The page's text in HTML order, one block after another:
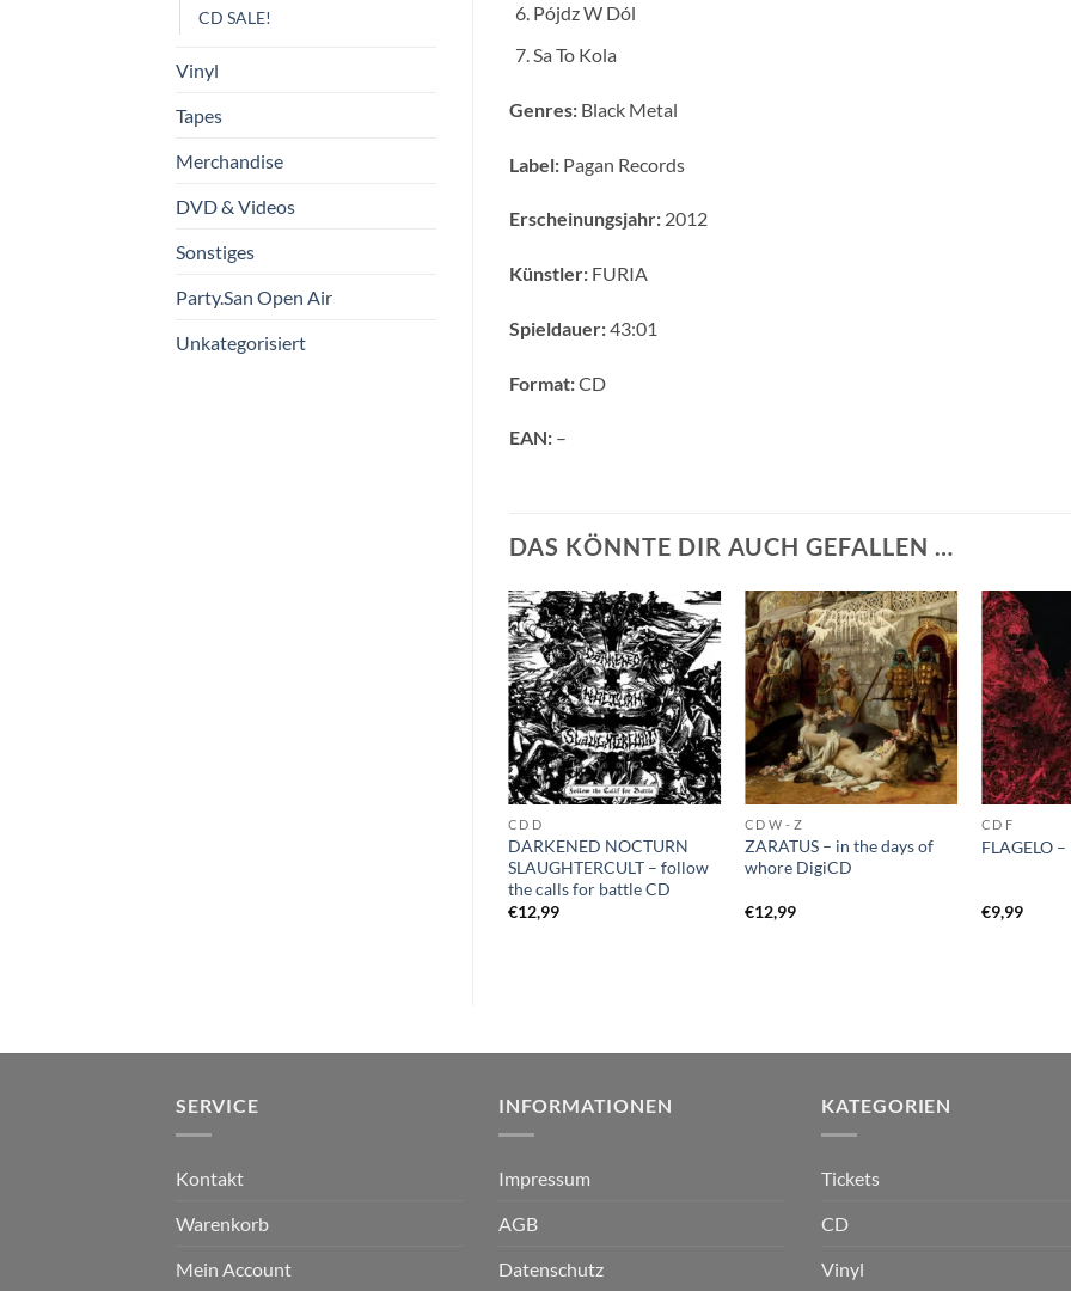
CD SALE!
Vinyl
Tapes
Merchandise
DVD & Videos
Sonstiges
Party.San Open Air
Unkategorisiert
Pójdz W Dól
Sa To Kola
Genres:Black Metal
Label:Pagan Records
Erscheinungsjahr:2012
Künstler:FURIA
Spieldauer:43:01
Format:CD
EAN:–
DAS KÖNNTE DIR AUCH GEFALLEN …
CD D
DARKENED NOCTURN
SLAUGHTERCULT – follow
the calls for battle CD
€12,99
CD W - Z
ZARATUS – in the days of
whore DigiCD
€12,99
CD F
FLAGELO
€9,99
SERVICE
Kontakt
Warenkorb
Mein Account
INFORMATIONEN
Impressum
AGB
Datenschutz
KATEGORIEN
Tickets
CD
Vinyl